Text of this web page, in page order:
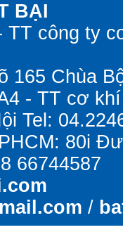
BẠI
TT công ty
165 Chùa
- TT cơ
Tel:
80i
66744587
/